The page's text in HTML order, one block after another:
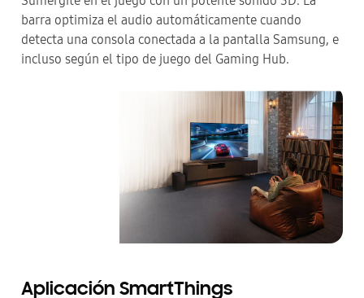
barra optimiza el audio automáticamente cuando
detecta una consola conectada a la pantalla Samsung, e
incluso según el tipo de juego del Gaming Hub.
Aplicación SmartThings